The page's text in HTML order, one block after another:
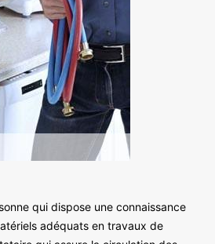
qui dispose une connaissance
adéquats en travaux de